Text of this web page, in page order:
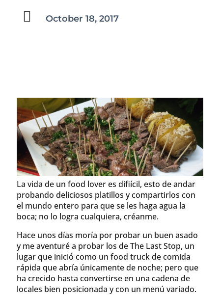
 October 18, 2017
La vida de un food lover es difiícil, esto de andar
probando deliciosos platillos y compartirlos con
el mundo entero para que se les haga agua la
boca; no lo logra cualquiera, créanme.
Hace unos días moría por probar un buen asado
y me aventuré a probar los de The Last Stop, un
lugar que inició como un food truck de comida
rápida que abría únicamente de noche; pero que
ha crecido hasta convertirse en una cadena de
locales bien posicionada y con un menú variado.